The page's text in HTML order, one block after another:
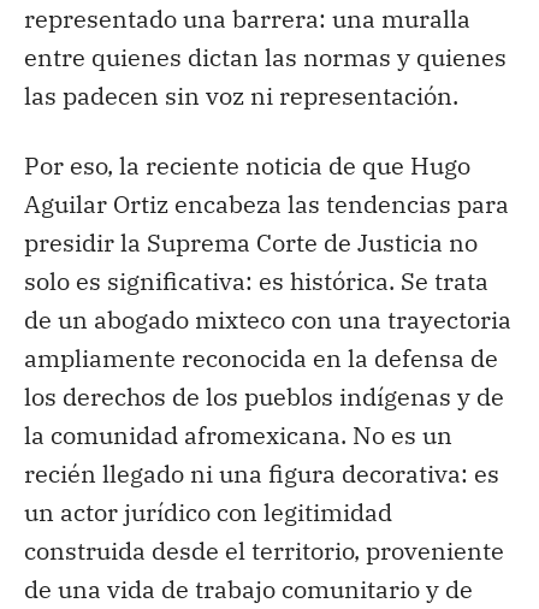
representado una barrera: una muralla
entre quienes dictan las normas y quienes
las padecen sin voz ni representación.
Por eso, la reciente noticia de que Hugo
Aguilar Ortiz encabeza las tendencias para
presidir la Suprema Corte de Justicia no
solo es significativa: es histórica. Se trata
de un abogado mixteco con una trayectoria
ampliamente reconocida en la defensa de
los derechos de los pueblos indígenas y de
la comunidad afromexicana. No es un
recién llegado ni una figura decorativa: es
un actor jurídico con legitimidad
construida desde el territorio, proveniente
de una vida de trabajo comunitario y de